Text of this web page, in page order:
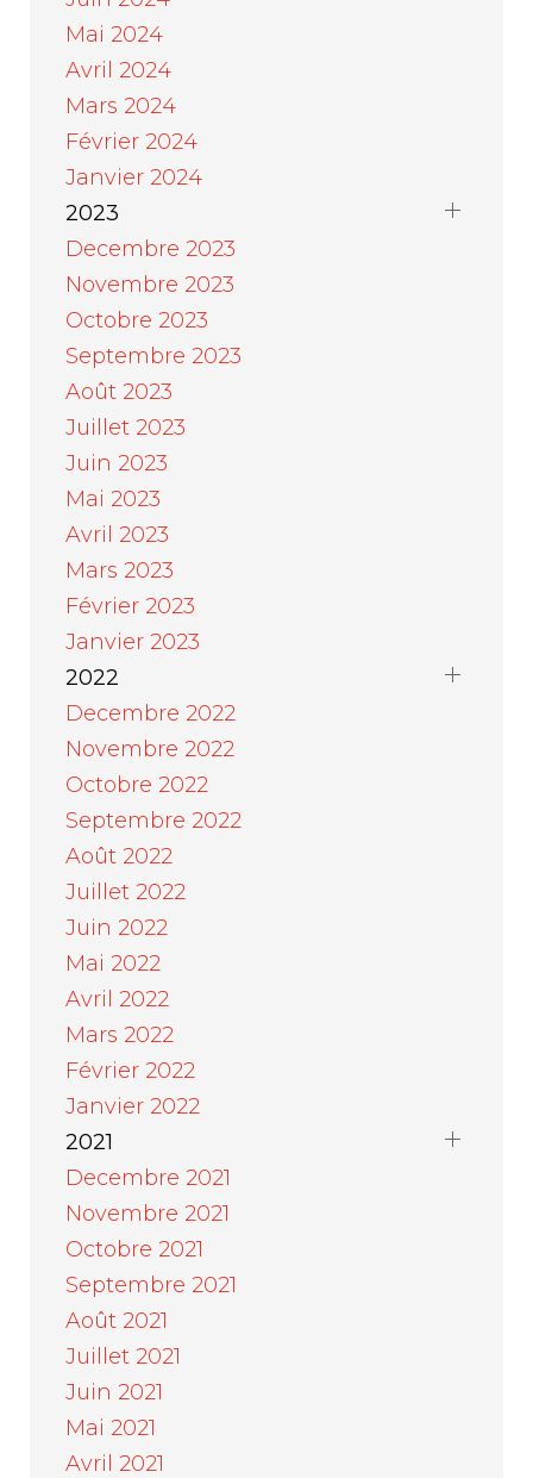
Mai 2024
Avril 2024
Mars 2024
Février 2024
Janvier 2024
2023
Decembre 2023
Novembre 2023
Octobre 2023
Septembre 2023
Août 2023
Juillet 2023
Juin 2023
Mai 2023
Avril 2023
Mars 2023
Février 2023
Janvier 2023
2022
Decembre 2022
Novembre 2022
Octobre 2022
Septembre 2022
Août 2022
Juillet 2022
Juin 2022
Mai 2022
Avril 2022
Mars 2022
Février 2022
Janvier 2022
2021
Decembre 2021
Novembre 2021
Octobre 2021
Septembre 2021
Août 2021
Juillet 2021
Juin 2021
Mai 2021
Avril 2021